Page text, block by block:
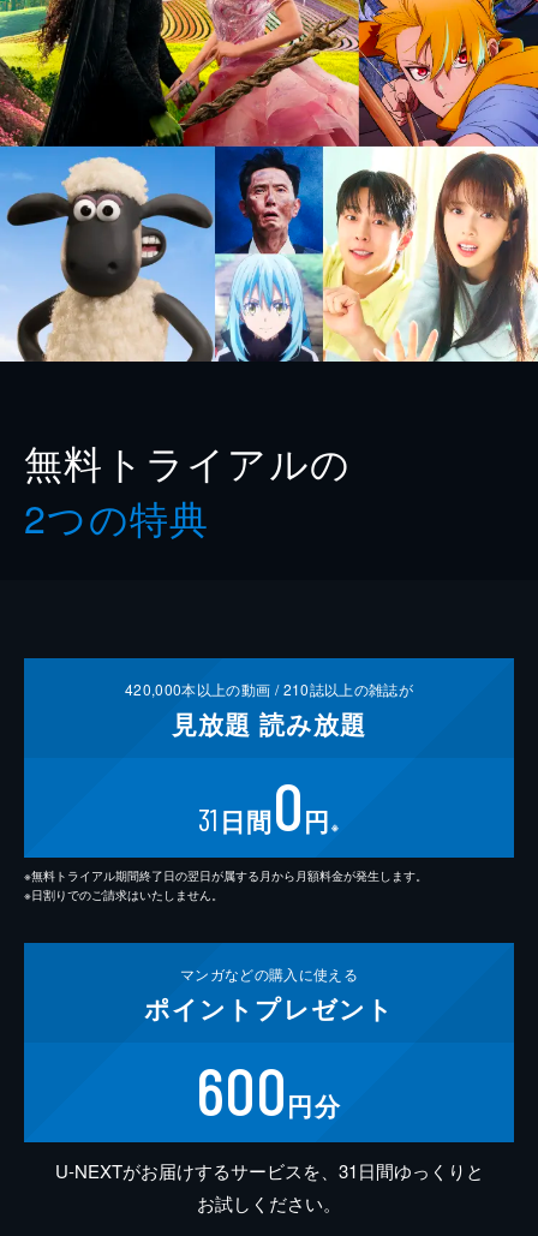
無料トライアルの
2つの特典
420,000本以上の動画 /210誌以上の雑誌が
見放題 読み放題
31 日間0円 ※
※無料トライアル期間終了日の翌日が属する月から月額料金が発生します。
※日割りでのご請求はいたしません。
マンガなどの購入に使える
ポイント プレゼント
600円分
U-NEXTがお届けするサービスを、31日間ゆっくりと
お試しください。